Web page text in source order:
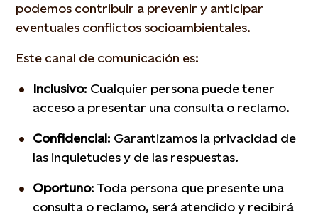
podemos contribuir a prevenir y anticipar
eventuales conflictos socioambientales.
Este canal de comunicación es:
Inclusivo: Cualquier persona puede tener
acceso a presentar una consulta o reclamo.
Confidencial: Garantizamos la privacidad de
las inquietudes y de las respuestas.
Oportuno: Toda persona que presente una
consulta o reclamo, será atendido y recibirá